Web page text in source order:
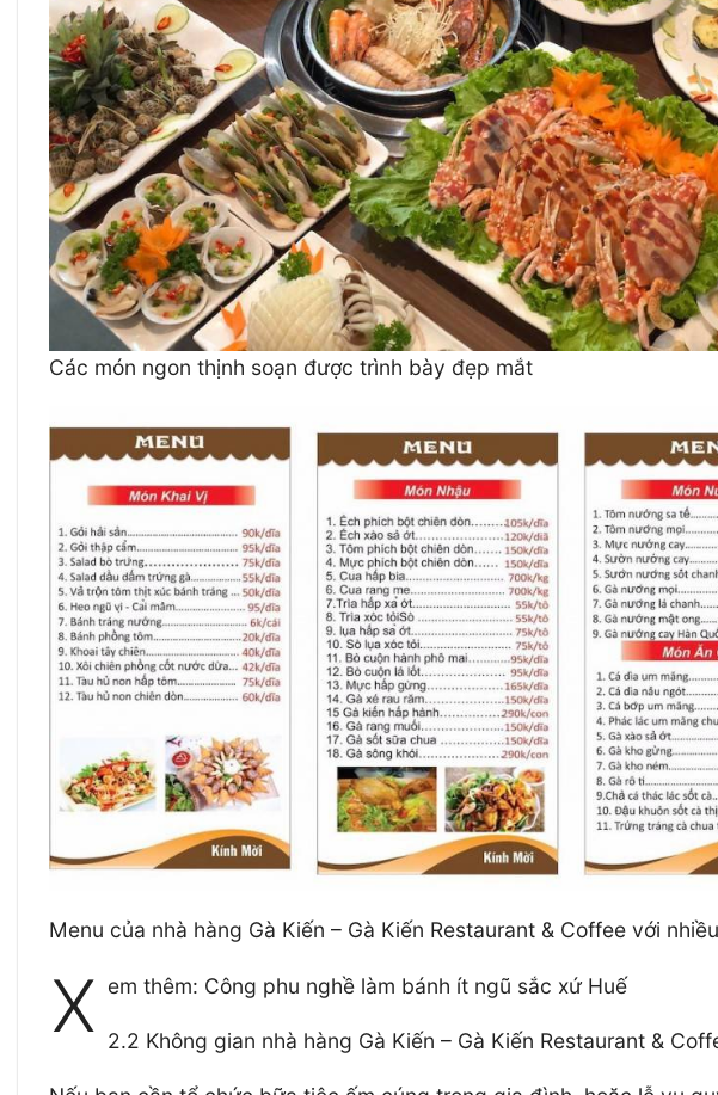
Các món ngon thịnh soạn được trình bày đẹp mắt
Menu của nhà hàng Gà Kiến – Gà Kiến Restaurant & Coffee với
X em thêm: Công phu nghề làm bánh ít ngũ sắc xứ Huế
2.2 Không gian nhà hàng Gà Kiến – Gà Kiến Restaurant &